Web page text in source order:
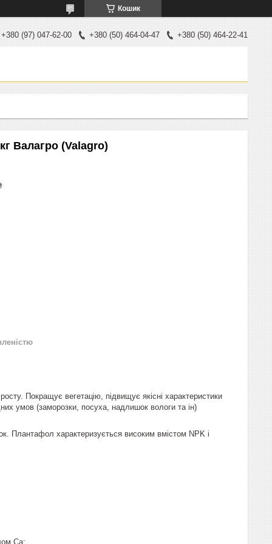
Кошик
+380 (97) 047-62-00 +380 (50) 464-04-47 +380 (50) 464-22-41
Валагро (Valagro)
Покращує вегетацію, підвищує якісні характеристики
умов (заморозки, посуха, надлишок вологи та ін)
Плантафол характеризується високим вмістом NPK і
Са;